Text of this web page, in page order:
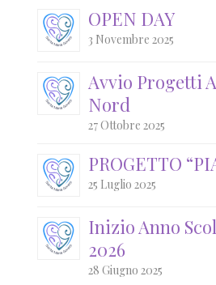
OPEN DAY
3 Novembre 2025
Avvio Progetti
Nord
27 Ottobre 2025
PROGETTO
25 Luglio 2025
Inizio Anno
2026
28 Giugno 2025